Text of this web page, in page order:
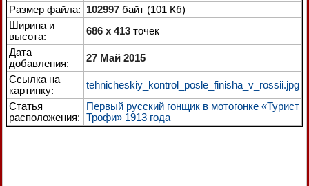
Размер файла: 102997 байт (101 Кб)
Ширина и
высота:
686 x 413 точек
Дата
добавления:
27 Май 2015
Ссылка на
картинку:
tehnicheskiy_kontrol_posle_finisha_v_rossii.jpg
Статья
расположения:
Первый русский гонщик в мотогонке «Турист
Трофи» 1913 года